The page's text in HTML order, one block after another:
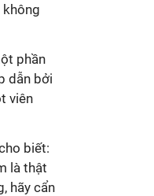
phần
dẫn bởi
viên
biết:
là thật
hãy cẩn